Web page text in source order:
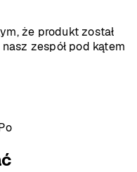
że produkt został
zespół pod kątem